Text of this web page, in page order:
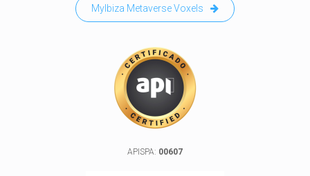
MyIbiza Metaverse Voxels
APISPA: 00607